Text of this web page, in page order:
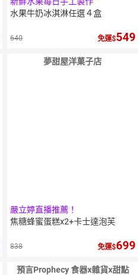
水果牛奶冰淇淋任選４盒
640 免運 549
夢甜屋洋菓子店
嚴立婷直播推薦！
焦糖蜂蜜蛋糕x2+卡士達泡芙
838 免運 699
預言Prophecy 食器x雜貨x甜點